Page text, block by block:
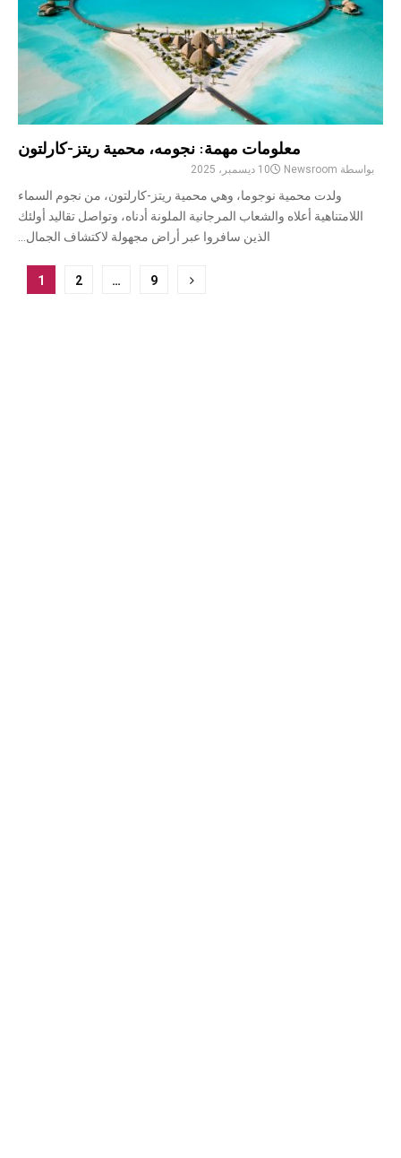
معلومات مهمة: نجومه، محمية ريتز-كارلتون
بواسطة Newsroom 10 ديسمبر، 2025
ولدت محمية نوجوما، وهي محمية ريتز-كارلتون، من نجوم السماء
اللامتناهية أعلاه والشعاب المرجانية الملونة أدناه، وتواصل تقاليد أولئك
الذين سافروا عبر أراض مجهولة لاكتشاف الجمال...
1 2 … 9